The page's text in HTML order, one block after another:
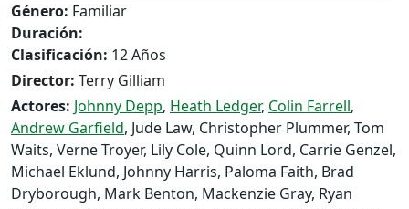
Género: Familiar
Duración:
Clasificación: 12 Años
Director: Terry Gilliam
Actores: Johnny Depp, Heath Ledger, Colin Farrell,
Andrew Garfield, Jude Law, Christopher Plummer, Tom
Waits, Verne Troyer, Lily Cole, Quinn Lord, Carrie Genzel,
Michael Eklund, Johnny Harris, Paloma Faith, Brad
Dryborough, Mark Benton, Mackenzie Gray, Ryan